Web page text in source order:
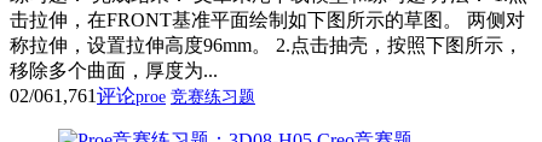
击拉伸，在FRONT基准平面绘制如下图所示的草图。 两侧对
称拉伸，设置拉伸高度96mm。 2.点击抽壳，按照下图所示，
移除多个曲面，厚度为...
02/061,761评论proe 竞赛练习题